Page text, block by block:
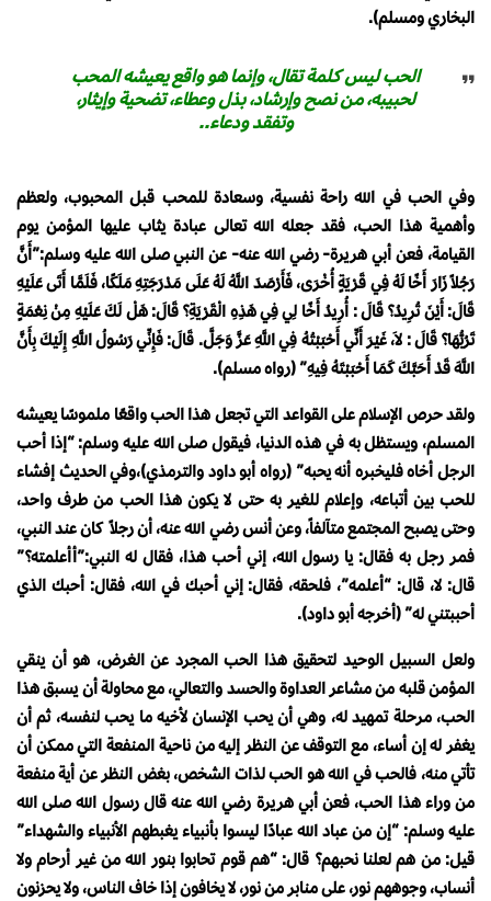
البخاري ومسلم).
الحب ليس كلمة تقال، وإنما هو واقع يعيشه المحب
لحبيبه، من نصح وإرشاد، بذل وعطاء، تضحية وإيثار،
وتفقد ودعاء..
وفي الحب في الله راحة نفسية، وسعادة للمحب قبل المحبوب، ولعظم
وأهمية هذا الحب، فقد جعله الله تعالى عبادة يثاب عليها المؤمن يوم
القيامة، فعن أبي هريرة- رضي الله عنه- عن النبي صلى الله عليه وسلم:”أَنَّ
رَجُلاً زَارَ أَخًا لَهُ فِي قَرْيَةٍ أُخْرَى، فَأَرْصَدَ اللَّهُ لَهُ عَلَى مَدْرَجَتِهِ مَلَكًا، فَلَمَّا أَتَى عَلَيْهِ
قَالَ: أَيْنَ تُرِيدُ؟ قَالَ : أُرِيدُ أَخًا لِي فِي هَذِهِ الْقَرْيَةِ؟ قَالَ: هَلْ لَكَ عَلَيْهِ مِنْ نِعْمَةٍ
تَرُبُّهَا؟ قَالَ : لاَ، غَيْرَ أَنِّي أَحْبَبْتُهُ فِي اللَّهِ عَزَّ وَجَلَّ. قَالَ: فَإِنِّي رَسُولُ اللَّهِ إِلَيْكَ بِأَنَّ
اللَّهَ قَدْ أَحَبَّكَ كَمَا أَحْبَبْتَهُ فِيهِ” (رواه مسلم).
ولقد حرص الإسلام على القواعد التي تجعل هذا الحب واقعًا ملموسًا يعيشه
المسلم، ويستظل به في هذه الدنيا، فيقول صلى الله عليه وسلم: “إذا أحب
الرجل أخاه فليخبره أنه يحبه” (رواه أبو داود والترمذي)،وفي الحديث إفشاء
للحب بين أتباعه، وإعلام للغير به حتى لا يكون هذا الحب من طرف واحد،
وحتى يصبح المجتمع متآلفاً، وعن أنس رضي الله عنه، أن رجلاً كان عند النبي،
فمر رجل به فقال: يا رسول الله، إني أحب هذا، فقال له النبي:”أأعلمته؟”
قال: لا، قال: “أعلمه”، فلحقه، فقال: إني أحبك في الله، فقال: أحبك الذي
أحببتني له” (أخرجه أبو داود).
ولعل السبيل الوحيد لتحقيق هذا الحب المجرد عن الغرض، هو أن ينقي
المؤمن قلبه من مشاعر العداوة والحسد والتعالي، مع محاولة أن يسبق هذا
الحب، مرحلة تمهيد له، وهي أن يحب الإنسان لأخيه ما يحب لنفسه، ثم أن
يغفر له إن أساء، مع التوقف عن النظر إليه من ناحية المنفعة التي ممكن أن
تأتي منه، فالحب في الله هو الحب لذات الشخص، بغض النظر عن أية منفعة
من وراء هذا الحب، فعن أبي هريرة رضي الله عنه قال رسول الله صلى الله
عليه وسلم: “إن من عباد الله عبادًا ليسوا بأنبياء يغبطهم الأنبياء والشهداء”
قيل: من هم لعلنا نحبهم؟ قال: “هم قوم تحابوا بنور الله من غير أرحام ولا
أنساب، وجوههم نور، على منابر من نور، لا يخافون إذا خاف الناس، ولا يحزنون